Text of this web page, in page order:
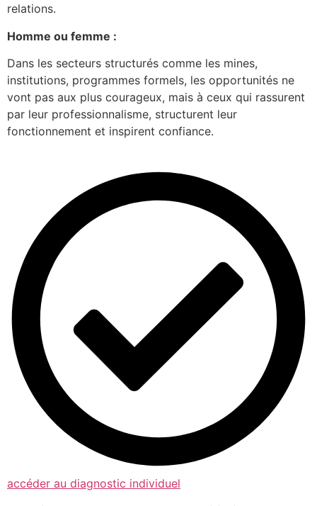
relations.
Homme ou femme :
Dans les secteurs structurés comme les mines,
institutions, programmes formels, les opportunités ne
vont pas aux plus courageux, mais à ceux qui rassurent
par leur professionnalisme, structurent leur
fonctionnement et inspirent confiance.
accéder au diagnostic individuel